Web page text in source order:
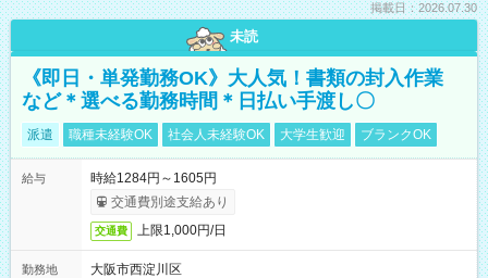
掲載日：2026.07.30
未読
《即日・単発勤務OK》大人気！書類の封入作業
など＊選べる勤務時間＊日払い手渡し〇
派遣 職種未経験OK 社会人未経験OK 大学生歓迎 ブランクOK
給与
時給1284円～1605円
交通費別途支給あり
交通費 上限1,000円/日
勤務地
大阪市西淀川区